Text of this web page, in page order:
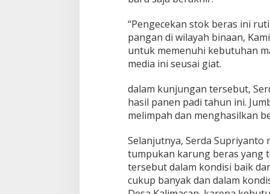
a
a
n
“Pengecekan stok beras ini
pangan di wilayah binaan,
untuk memenuhi kebutuhan
media ini seusai giat.
dalam kunjungan tersebut,
hasil panen padi tahun ini.
melimpah dan menghasilkan
Selanjutnya, Serda
tumpukan karung beras yang
tersebut dalam kondisi baik
cukup banyak dan dalam